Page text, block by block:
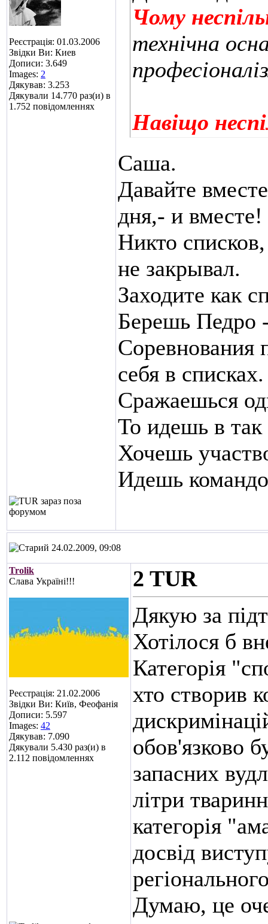
Реєстрація: 01.03.2006
Звідки Ви: Киев
Дописи: 3.649
Images: 2
Дякував: 3.253
Дякували 14.770 раз(и) в
1.752 повідомленнях
Чому
технічна
Навіщо
Саша.
Давайте
дня,- и вместе!
Никто
не закрывал.
Заходите как
Берешь Педро
Соревнования
себя в списках.
Сражаешься
То идешь в
Хочешь
Идешь
24.02.2009, 09:08
Trolik
Слава Україні!!!
Реєстрація: 21.02.2006
Звідки Ви: Київ, Феофанія
Дописи: 5.597
Images: 42
Дякував: 7.090
Дякували 5.430 раз(и) в
2.112 повідомленнях
2 TUR
Дякую за
Хотілося б
Категорія
хто створив
обов'язково
запасних
літри
категорія
досвід
Думаю, це